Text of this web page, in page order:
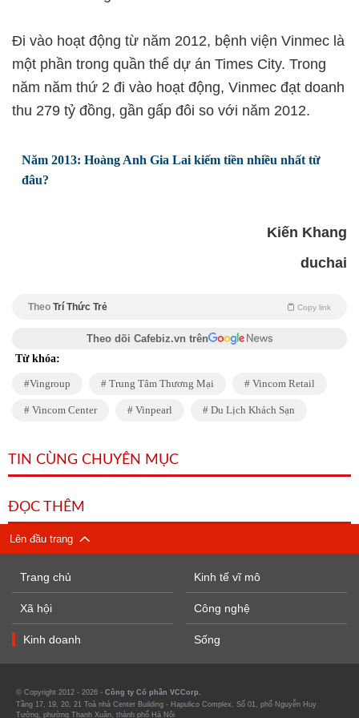
Đi vào hoạt động từ năm 2012, bệnh viện Vinmec là
một phần trong quần thể dự án Times City. Trong
năm năm thứ 2 đi vào hoạt động, Vinmec đạt doanh
thu 279 tỷ đồng, gần gấp đôi so với năm 2012.
Năm 2013: Hoàng Anh Gia Lai kiếm tiền nhiều nhất từ
đâu?
Kiến Khang
duchai
Theo Trí Thức Trẻ Copy link
Theo dõi Cafebiz.vn trên
Từ khóa:
Vingroup Trung Tâm Thương Mại Vincom Retail
Vincom Center Vinpearl Du Lịch Khách Sạn
TIN CÙNG CHUYÊN MỤC
ĐỌC THÊM
Lên đầu trang
Trang chủ
Xã hội
Kinh doanh
Kinh tế vĩ mô
Công nghệ
Sống
© Copyright 2012 - 2026 - Công ty Cổ phần VCCorp.
Tầng 17, 19, 20, 21 Toà nhà Center Building - Hapulico Complex, Số 01, phố Nguyễn Huy
Tưởng, phường Thanh Xuân, thành phố Hà Nội